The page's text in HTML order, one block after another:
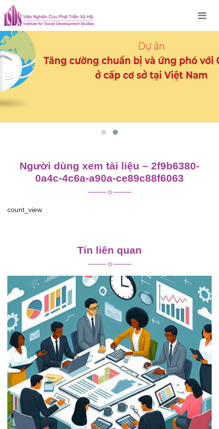
Skip
to
content
Người dùng xem tài liệu – 2f9b6380-
0a4c-4c6a-a90a-ce89c88f6063
count_view
viết
Tin liên quan